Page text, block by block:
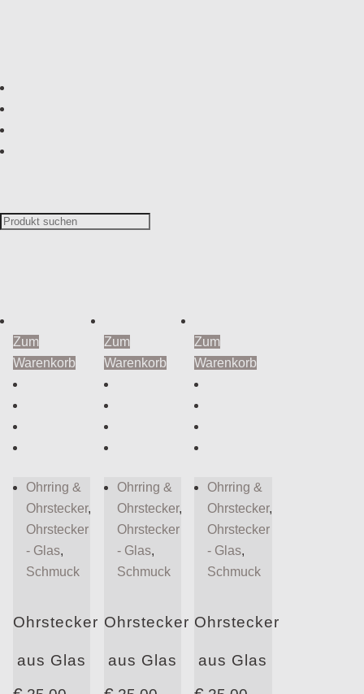
Zum
Warenkorb
Ohrring &
Ohrstecker,
Ohrstecker
- Glas,
Schmuck
Ohrstecker
aus Glas
Zum
Warenkorb
Ohrring &
Ohrstecker,
Ohrstecker
- Glas,
Schmuck
Ohrstecker
aus Glas
Zum
Warenkorb
Ohrring &
Ohrstecker,
Ohrstecker
- Glas,
Schmuck
Ohrstecker
aus Glas